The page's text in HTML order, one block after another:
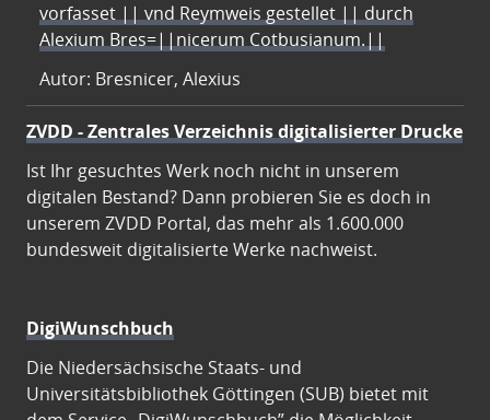
vorfasset || vnd Reymweis gestellet || durch
Alexium Bres=||nicerum Cotbusianum.||
Autor: Bresnicer, Alexius
ZVDD - Zentrales Verzeichnis digitalisierter Drucke
Ist Ihr gesuchtes Werk noch nicht in unserem
digitalen Bestand? Dann probieren Sie es doch in
unserem ZVDD Portal, das mehr als 1.600.000
bundesweit digitalisierte Werke nachweist.
DigiWunschbuch
Die Niedersächsische Staats- und
Universitätsbibliothek Göttingen (SUB) bietet mit